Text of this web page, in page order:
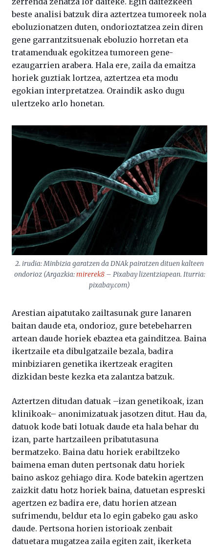
beste analisi batzuk dira aztertzea tumoreek nola
eboluzionatzen duten, ondorioztatzea zein diren
gene garrantzitsuenak eboluzio horretan eta
tratamenduak egokitzea tumoreen gene-
ezaugarrien arabera. Hala ere, zaila da emaitza
horiek guztiak lortzea, aztertzea eta modu
egokian interpretatzea. Oraindik asko dugu
ulertzeko arlo honetan.
2. irudia: Minbizia garatzen da DNAk pairatzen dituen kalteen
ondorioz (Argazkia:mirerek8– Pixabay lizentziapean. Iturria:
pixabay.com)
Arestian aipatutako zailtasunak gure lanaren
baitan daude eta, ondorioz, gure betebeharren
artean daude horiek ebaztea eta gainditzea. Baina
ikertzaile eta dibulgatzaile bezala, badira
minbiziaren genetika ikertzeak eragiten
dizkidan beste kezka eta zalantza batzuk.
Aztertzen ditudan datuak –izan genetikoak, izan
klinikoak– anonimizatuak jasotzen ditut. Hau da,
datuok kode bati lotuak daude eta hala behar du
izan, parte hartzaileen pribatutasuna
bermatzeko. Baina datu horiek erabiltzeko
baimena eman duten pertsonak datu horiek
baino askoz gehiago dira. Kode batekin agertzen
zaizkit datu hotz horiek baina, datuetan espreski
agertzen ez badira ere, datu horien atzean
sufrimendu, beldur eta lo egin gabeko gau asko
daude. Pertsona horien istorioak zenbait
datuetara mugatzea zaila egiten zait, ikerketa